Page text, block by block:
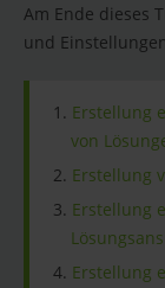
Am Ende dieses
und
Erstellung
von
Erstellung
Erstellung
Erstellung